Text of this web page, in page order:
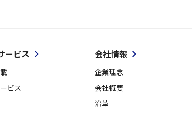
ービス
ビス
会社情報
企業理念
会社概要
沿革